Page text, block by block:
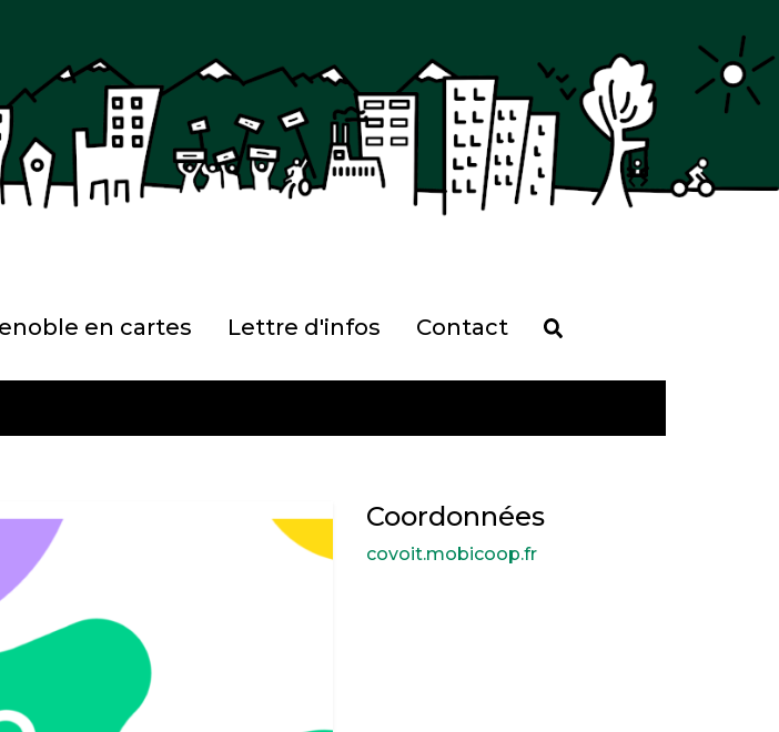
en cartes Lettre d'infos Contact
Coordonnées
covoit.mobicoop.fr